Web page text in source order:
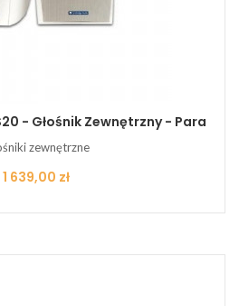
- Głośnik Zewnętrzny - Para
zewnętrzne
Cena
1 639,00 zł